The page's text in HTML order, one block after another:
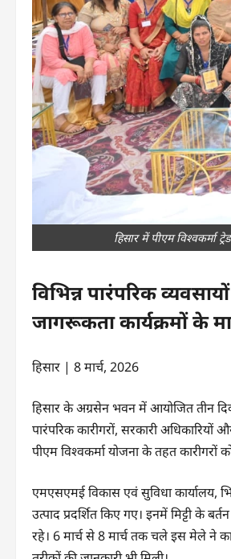
हिसार में पीएम विश्वकर्मा
विभिन्न पारंपरिक
जागरूकता कार्यक्रमों के
हिसार | 8 मार्च, 2026
हिसार के अग्रसेन भवन में आयोजित तीन
पारंपरिक कारीगरों, सरकारी अधिकारियों
पीएम विश्वकर्मा योजना के तहत कारीगरों
एमएसएमई विकास एवं सुविधा कार्यालय,
उत्पाद प्रदर्शित किए गए। इनमें मिट्टी के
रहे। 6 मार्च से 8 मार्च तक चले इस मेले ने